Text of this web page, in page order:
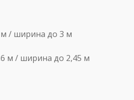
м / ширина до 3 м
м / ширина до 2,45 м